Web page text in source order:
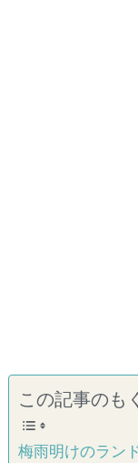
この記事のも
梅雨明けのラン